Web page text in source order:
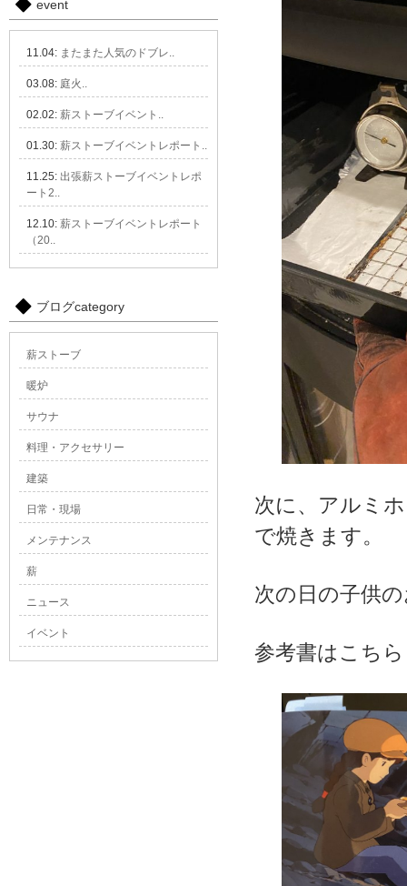
次に、アルミ
で焼きます。
次の日の子供
参考書はこち
event
11.04: またまた人気のドブレ..
03.08: 庭火..
02.02: 薪ストーブイベント..
01.30: 薪ストーブイベントレポート..
11.25: 出張薪ストーブイベントレポ
ート2..
12.10: 薪ストーブイベントレポート
（20..
ブログcategory
薪ストーブ
暖炉
サウナ
料理・アクセサリー
建築
日常・現場
メンテナンス
薪
ニュース
イベント